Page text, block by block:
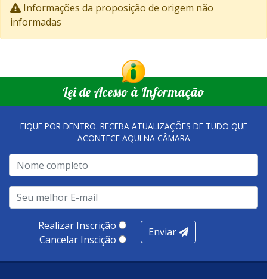
Informações da proposição de origem não
informadas
Lei de Acesso à Informação
FIQUE POR DENTRO. RECEBA ATUALIZAÇÕES DE TUDO QUE
ACONTECE AQUI NA CÂMARA
Realizar Inscrição
Cancelar Inscição
Enviar